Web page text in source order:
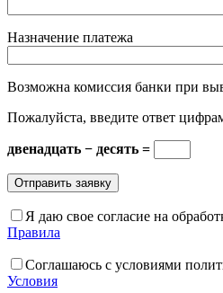
Назначение платежа
Возможна комиссия банки при
Пожалуйста, введите ответ
двенадцать − десять =
Я даю свое согласие на
Правила
Соглашаюсь с условиями
Условия